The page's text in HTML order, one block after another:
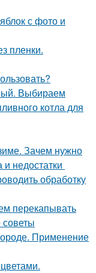
с фото и
пленки.
Выбираем
котла для
Зачем нужно
недостатки
обработку
перекапывать
Применение